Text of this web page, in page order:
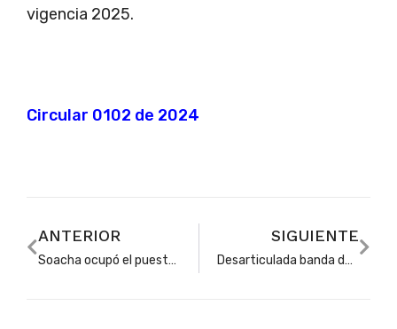
vigencia 2025.
Circular 0102 de 2024
ANTERIOR
Soacha ocupó el puesto 13 en el ranking global de las Pruebas Saber 11
SIGUIENTE
Desarticulada banda delincuencial que operaba en entornos escolares de Soacha